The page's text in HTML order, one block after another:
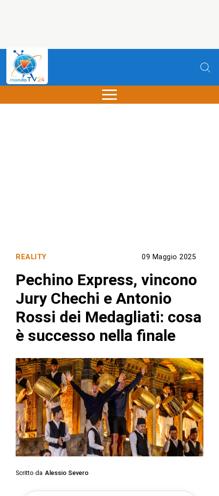
REALITY 09 Maggio 2025
Pechino Express, vincono
Jury Chechi e Antonio
Rossi dei Medagliati: cosa
è successo nella finale
Scritto da Alessio Severo